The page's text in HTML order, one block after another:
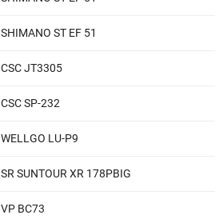
SHIMANO ST EF 51
CSC JT3305
CSC SP-232
WELLGO LU-P9
SR SUNTOUR XR 178PBIG
VP BC73